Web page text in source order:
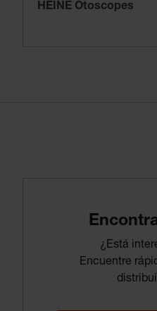
HEINE Otoscopes
¿Está
Encuentre